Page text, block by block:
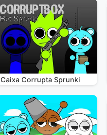
Caixa Corrupta Sprunki